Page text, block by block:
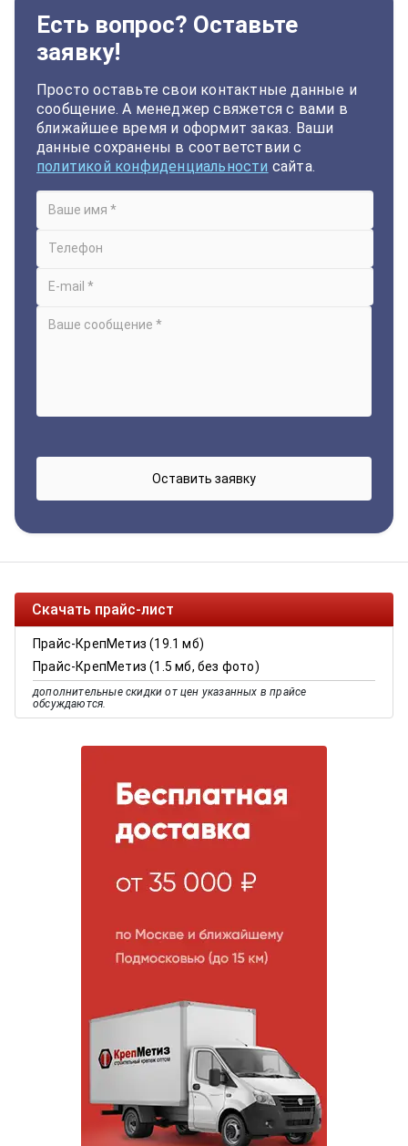
Есть вопрос? Оставьте
заявку!
Просто оставьте свои контактные данные и
сообщение. А менеджер свяжется с вами в
ближайшее время и оформит заказ. Ваши
данные сохранены в соответствии с
политикой конфиденциальности сайта.
Скачать прайс-лист
Прайс-КрепМетиз (19.1 мб)
Прайс-КрепМетиз (1.5 мб, без фото)
дополнительные скидки от цен указанных в прайсе
обсуждаются.